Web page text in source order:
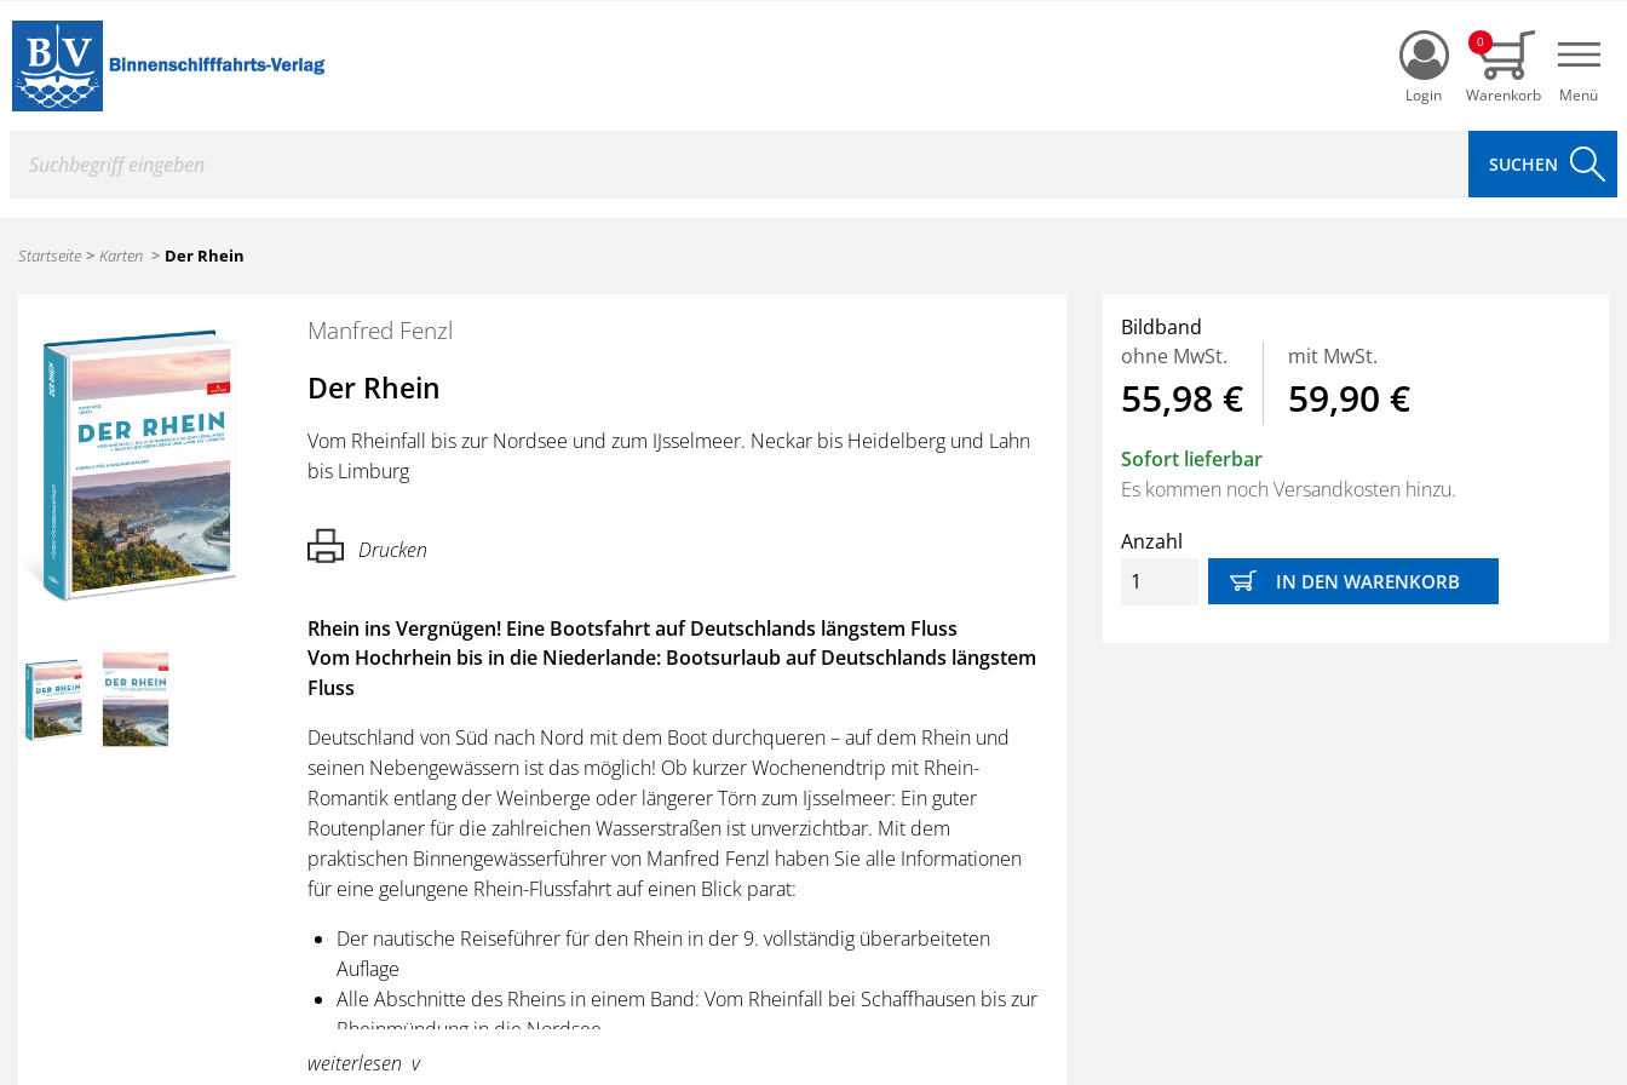
Login
0
Startseite Karten Der Rhein
Manfred Fenzl
Der Rhein
Vom Rheinfall bis zur Nordsee und zum IJsselmeer. Neckar bis Heidelberg und Lahn
bis Limburg
Drucken
Rhein ins Vergnügen! Eine Bootsfahrt auf Deutschlands längstem Fluss
Vom Hochrhein bis in die Niederlande: Bootsurlaub auf Deutschlands längstem
Fluss
Deutschland von Süd nach Nord mit dem Boot durchqueren – auf dem Rhein und
seinen Nebengewässern ist das möglich! Ob kurzer Wochenendtrip mit Rhein-
Romantik entlang der Weinberge oder längerer Törn zum Ijsselmeer: Ein guter
Routenplaner für die zahlreichen Wasserstraßen ist unverzichtbar. Mit dem
praktischen Binnengewässerführer von Manfred Fenzl haben Sie alle Informationen
für eine gelungene Rhein-Flussfahrt auf einen Blick parat:
Der nautische Reiseführer für den Rhein in der 9. vollständig überarbeiteten
Auflage
Alle Abschnitte des Rheins in einem Band: Vom Rheinfall bei Schaffhausen bis zur
Rheinmündung in die Nordsee
Sichere Routenplanung mit dem Boot, auch für Abstecher in Nebenflüsse
weiterlesen
Bildband
ohne MwSt.
55,98 €
mit MwSt.
59,90 €
Sofort lieferbar
Es kommen noch Versandkosten hinzu.
Anzahl